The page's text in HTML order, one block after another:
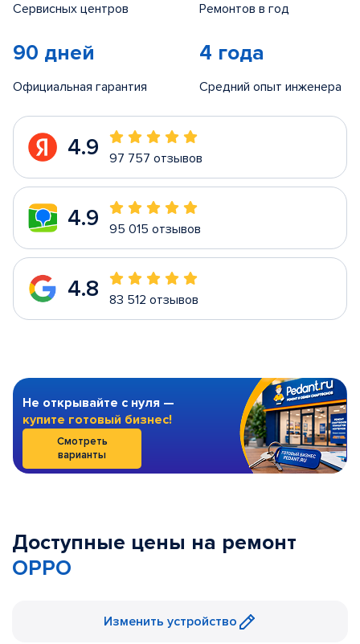
Сервисных центров Ремонтов в год
90 дней
Официальная гарантия
4 года
Средний опыт инженера
4.9 97 757 отзывов
4.9 95 015 отзывов
4.8 83 512 отзывов
Не открывайте с нуля —
купите готовый бизнес!
Смотреть
варианты
Доступные цены на ремонт
OPPO
Изменить устройство